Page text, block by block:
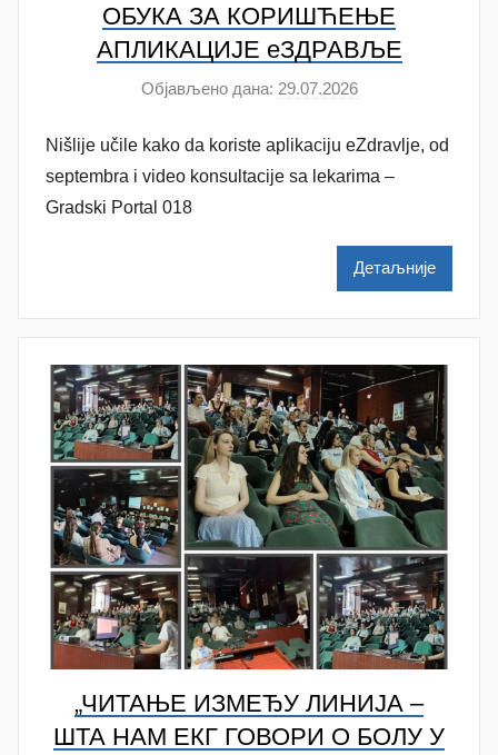
ОБУКА ЗА КОРИШЋЕЊЕ
АПЛИКАЦИЈЕ eЗДРАВЉЕ
Објављено дана: 29.07.2026а
т
о
n
a
M
l
e
n
k
o
v
i
ć
Nišlije učile kako da koriste aplikaciju eZdravlje, od
septembra i video konsultacije sa lekarima –
Gradski Portal 018
Детаљније
„ЧИТАЊЕ ИЗМЕЂУ ЛИНИЈА –
ШТА НАМ ЕКГ ГОВОРИ О БОЛУ У